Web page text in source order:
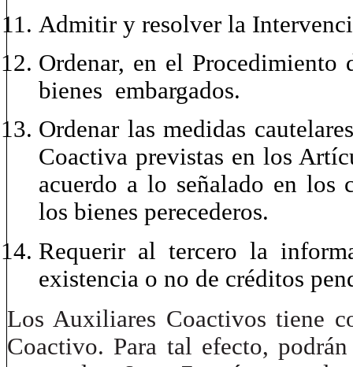
Admitir y resolver la
Ordenar, en el Procedimiento
bienes embargados.
Ordenar las medidas
Coactiva previstas en los
acuerdo a lo señalado en los
los bienes perecederos.
Requerir al tercero la
existencia o no de créditos
Los Auxiliares Coactivos tiene
Coactivo. Para tal efecto,